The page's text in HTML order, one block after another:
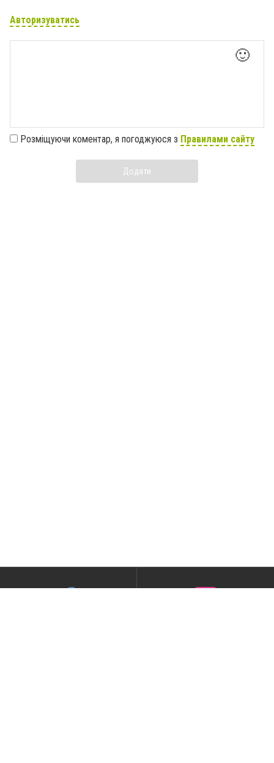
Авторизуватись
🙂
Розміщуючи коментар, я погоджуюся з Правилами сайту
Додати